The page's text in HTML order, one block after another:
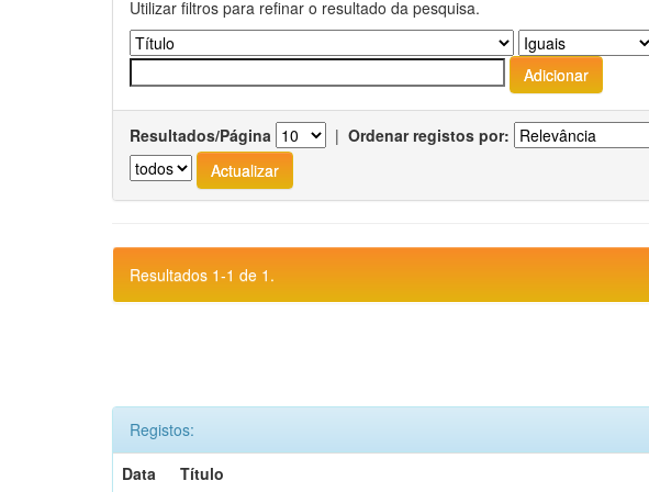
Utilizar filtros para refinar o resultado da pesquisa.
Resultados/Página | Ordenar registos por:
Resultados 1-1 de 1.
Registos:
Data
Título